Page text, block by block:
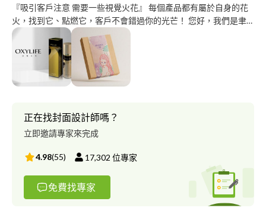
『吸引客戶注意 需要一些視覺火花』 每個產品都有屬於自身的花
火，找到它、點燃它，客戶不會錯過你的光芒！ 您好，我們是聿
設計 yuideas。 擅長以視覺傳達產品價值，醒目的品牌、廣告、設
計、包裝絕對可一眼展現與同業差異的形象質感。 也絕對是值得
投入的重點項目。 本工作平台標榜 ?製作快速 ?多款選擇 ?價格實惠
等作風，希望與中小企業長期配合心態接案，只要雙方合意皆可合
作！ ｜服務內容｜ ✦ 平面設計： ✧ 品牌設計 ✧ 包裝設計 ✧ 商品
✧ 數位行銷 ✧ 廣告投放 ✦ 社群行銷 ✧ FB粉專小編 ✧ 內容行銷 ✦
影片製作： ✧ 影片剪輯 ✧ 商業攝影 您的想法需要，我來幫您轉化
為設計作品。 各種風格都可駕馭，無論案子大小，願意討論各種
形式的合作！期待與您一會。
正在找封面設計師嗎？
立即邀請專家來完成
4.98(55) 17,302 位專家
免費找專家